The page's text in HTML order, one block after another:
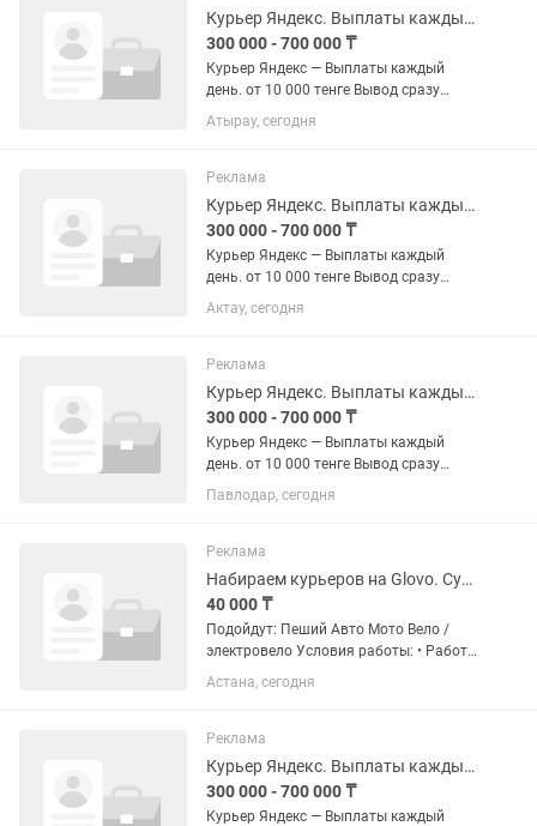
Курьер Яндекс. Выплаты каждый день.
300 000 - 700 000 ₸
Курьер Яндекс — Выплаты каждый
день. от 10 000 тенге Вывод сразу
после смены. Без ожидания. За заказ:
700–1 800 тенге За смену: до 40 000
хочешь. Транспорт любой:...
Атырау, сегодня
Реклама
Курьер Яндекс. Выплаты каждый день.
300 000 - 700 000 ₸
Курьер Яндекс — Выплаты каждый
день. от 10 000 тенге Вывод сразу
после смены. Без ожидания. За заказ:
700–1 800 тенге За смену: до 40 000
хочешь. Транспорт любой:...
Актау, сегодня
Реклама
Курьер Яндекс. Выплаты каждый день.
300 000 - 700 000 ₸
Курьер Яндекс — Выплаты каждый
день. от 10 000 тенге Вывод сразу
после смены. Без ожидания. За заказ:
700–1 800 тенге За смену: до 40 000
хочешь. Транспорт любой:...
Павлодар, сегодня
Реклама
Набираем курьеров на Glovo. Сумка бесплатно
40 000 ₸
Подойдут: Пеший Авто Мото Вело /
электровело Условия работы: • Работа
через приложение без ограничений по
времени • Можно выходить в любое
неделю • Оформление как...
Астана, сегодня
Реклама
Курьер Яндекс. Выплаты каждый день.
300 000 - 700 000 ₸
Курьер Яндекс — Выплаты каждый